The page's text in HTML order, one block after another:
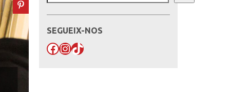
SEGUEIX-NOS
Facebook
Instagram
TikTok